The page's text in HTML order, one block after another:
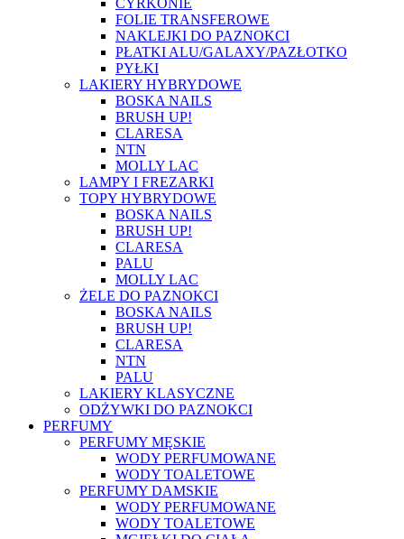
FOLIE TRANSFEROWE
NAKLEJKI DO PAZNOKCI
PŁATKI ALU/GALAXY/PAZŁOTKO
PYŁKI
LAKIERY HYBRYDOWE
BOSKA NAILS
BRUSH UP!
CLARESA
NTN
MOLLY LAC
LAMPY I FREZARKI
TOPY HYBRYDOWE
BOSKA NAILS
BRUSH UP!
CLARESA
PALU
MOLLY LAC
ŻELE DO PAZNOKCI
BOSKA NAILS
BRUSH UP!
CLARESA
NTN
PALU
LAKIERY KLASYCZNE
ODŻYWKI DO PAZNOKCI
PERFUMY
PERFUMY MĘSKIE
WODY PERFUMOWANE
WODY TOALETOWE
PERFUMY DAMSKIE
WODY PERFUMOWANE
WODY TOALETOWE